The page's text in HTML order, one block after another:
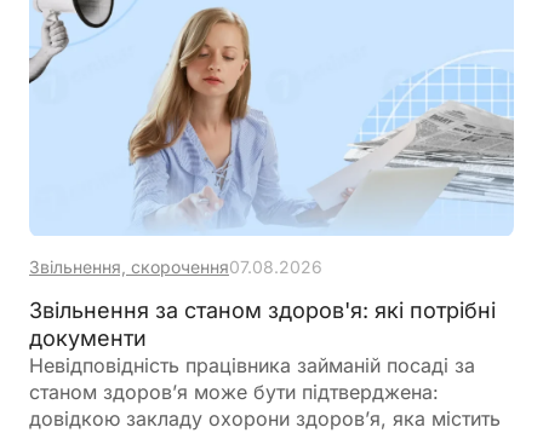
Звільнення, скорочення07.08.2026
Звільнення за станом здоров'я: які потрібні
документи
Невідповідність працівника займаній посаді за
станом здоров’я може бути підтверджена:
довідкою закладу охорони здоров’я, яка містить